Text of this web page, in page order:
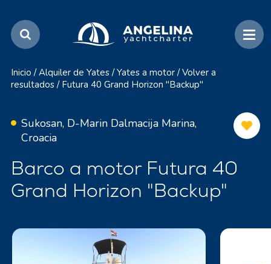
Inicio / Alquiler de Yates / Yates a motor / Volver a
resultados / Futura 40 Grand Horizon "Backup"
Sukosan, D-Marin Dalmacija Marina,
Croacia
Barco a motor Futura 40
Grand Horizon "Backup"